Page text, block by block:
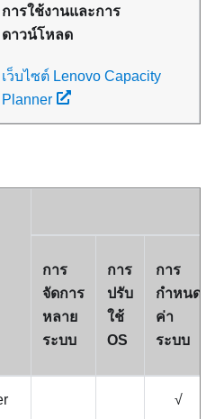
การใช้งานและการ
ดาวน์โหลด
เว็บไซต์ Lenovo Capacity
Planner
การ
จัดการ
หลาย
ระบบ
การ
ปรับ
ใช้
OS
การ
กำหนด
ค่า
ระบบ
√